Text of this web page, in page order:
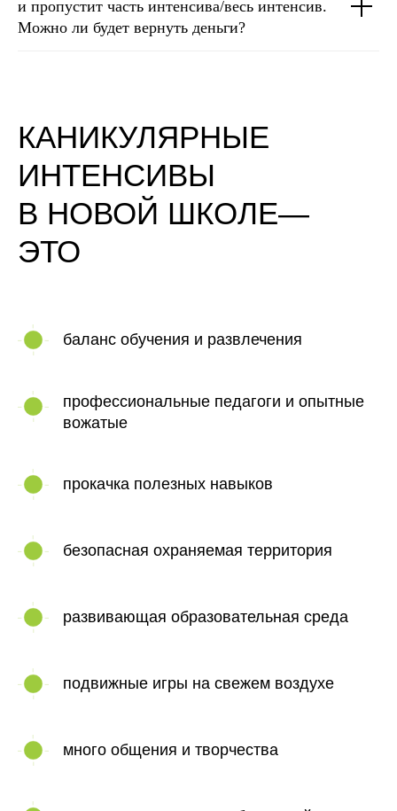
и пропустит часть интенсива/весь интенсив.
Можно ли будет вернуть деньги?
КАНИКУЛЯРНЫЕ
ИНТЕНСИВЫ
В НОВОЙ ШКОЛЕ—
ЭТО
баланс обучения и развлечения
профессиональные педагоги и опытные
вожатые
прокачка полезных навыков
безопасная охраняемая территория
развивающая образовательная среда
подвижные игры на свежем воздухе
много общения и творчества